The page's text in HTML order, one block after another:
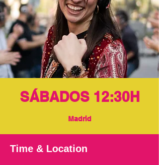
SÁBADOS 12:30H
Madrid
Time & Location